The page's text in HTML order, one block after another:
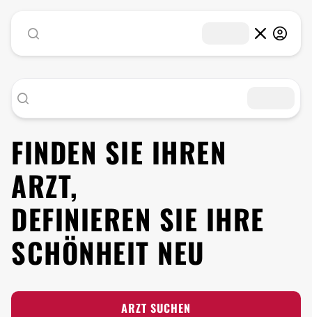
FINDEN SIE IHREN
ARZT,
DEFINIEREN SIE IHRE
SCHÖNHEIT NEU
ARZT SUCHEN